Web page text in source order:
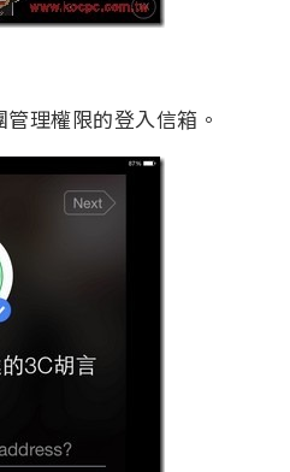
理權限的登入信箱。